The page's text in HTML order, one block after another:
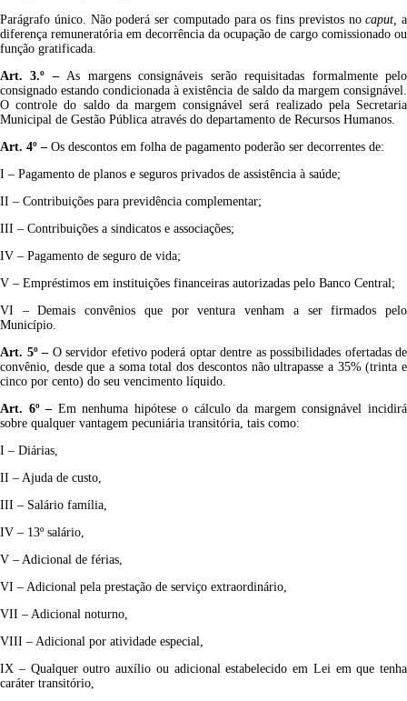
Parágrafo único. Não poderá ser computado para os fins previstos nocaput, a
diferença remuneratória em decorrência da ocupação de cargo comissionado ou
função gratificada.
Art. 3.º –As margens consignáveis serão requisitadas formalmente pelo
consignado estando condicionada à existência de saldo da margem consignável.
O controle do saldo da margem consignável será realizado pela Secretaria
Municipal de Gestão Pública através do departamento de Recursos Humanos.
Art. 4º – Os descontos em folha de pagamento poderão ser decorrentes de:
I – Pagamento de planos e seguros privados de assistência à saúde;
II – Contribuições para previdência complementar;
III – Contribuições a sindicatos e associações;
IV – Pagamento de seguro de vida;
V – Empréstimos em instituições financeiras autorizadas pelo Banco Central;
VI –Demais convênios que por ventura venham a ser firmados pelo
Município.
Art. 5º– O servidor efetivo poderá optar dentre as possibilidades ofertadas de
convênio, desde que a soma total dos descontos não ultrapasse a 35% (trinta e
cinco por cento) do seu vencimento líquido.
Art. 6º– Em nenhuma hipótese o cálculo da margem consignável incidirá
sobre qualquer vantagem pecuniária transitória, tais como:
I – Diárias,
II – Ajuda de custo,
III – Salário família,
IV – 13º salário,
V – Adicional de férias,
VI – Adicional pela prestação de serviço extraordinário,
VII – Adicional noturno,
VIII – Adicional por atividade especial,
IX – Qualquer outro auxílio ou adicional estabelecido em Lei em que tenha
caráter transitório,